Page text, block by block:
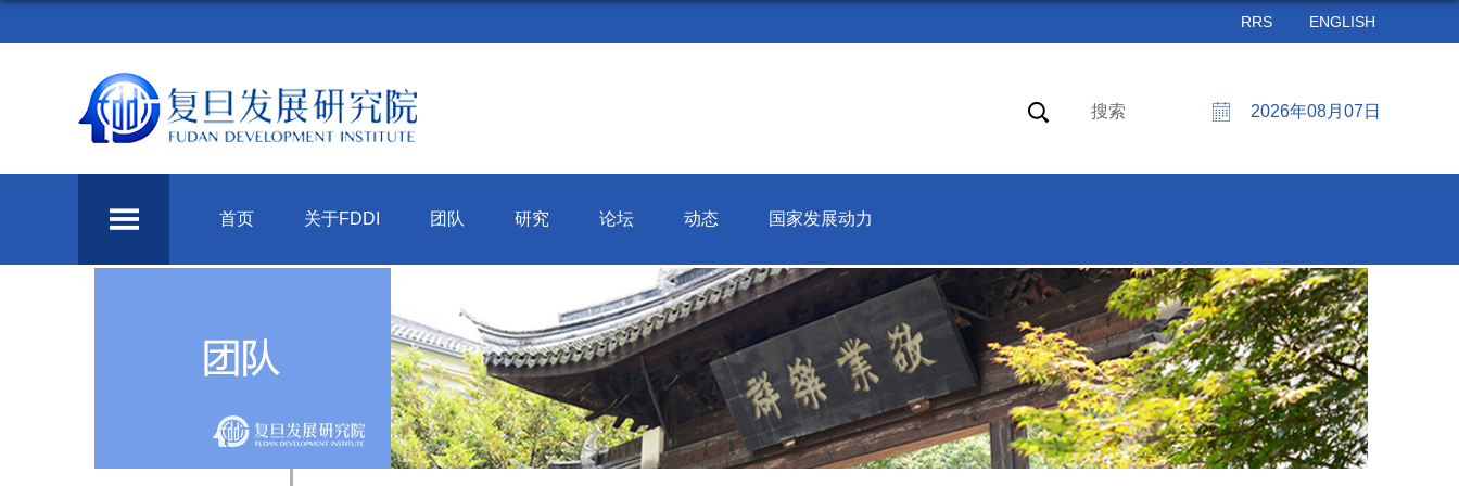
RRS ENGLISH
2026年08月07日
搜索
首页 关于FDDI 团队 研究 论坛 动态 国家发展动力